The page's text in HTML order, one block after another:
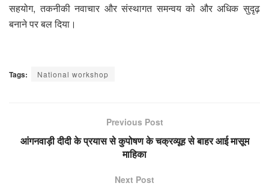
सहयोग, तकनीकी नवाचार और संस्थागत समन्वय को और अधिक सुदृढ़
बनाने पर बल दिया।
Tags: National workshop
Previous Post
आंगनवाड़ी दीदी के प्रयास से कुपोषण के चक्रव्यूह से बाहर आई मासूम
माहिका
Next Post